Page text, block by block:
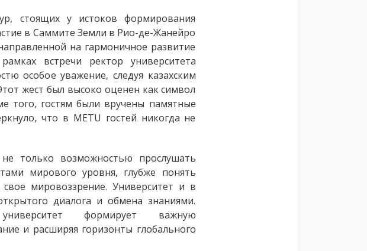
стоящих у истоков формирования
в Саммите Земли в Рио-де-Жанейро
на гармоничное развитие
встречи ректор университета
особое уважение, следуя казахским
жест был высоко оценен как символ
того, гостям были вручены памятные
что в METU гостей никогда не
только возможностью прослушать
мирового уровня, глубже понять
мировоззрение. Университет и в
диалога и обмена знаниями.
университет формирует важную
и расширяя горизонты глобального